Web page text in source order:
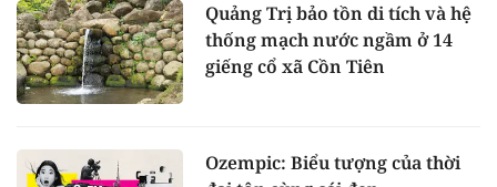
Quảng Trị bảo tồn di tích và hệ
thống mạch nước ngầm ở 14
giếng cổ xã Cồn Tiên
Ozempic: Biểu tượng của thời